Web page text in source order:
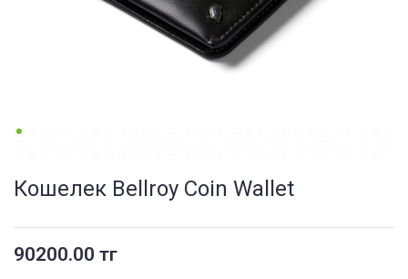
Кошелек Bellroy Coin Wallet
90200.00 тг